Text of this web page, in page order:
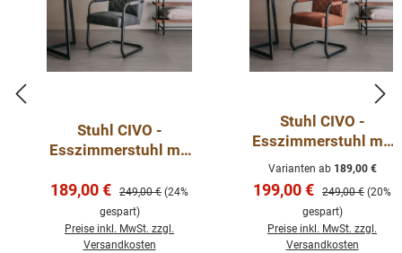
Stuhl CIVO -
Esszimmerstuhl mit
Verkaufspreis:
189,00 € Regulärer Preis:
249,00 € (24%
gespart)
Preise inkl. MwSt. zzgl.
Versandkosten
Stuhl CIVO -
Esszimmerstuhl mit
Armlehnen
Varianten ab189,00 €
Verkaufspreis:
199,00 € Regulärer Preis:
249,00 € (20%
gespart)
Preise inkl. MwSt. zzgl.
Versandkosten